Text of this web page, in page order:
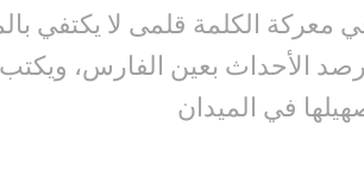
معركة الكلمة قلمى لا يكتفي
الأحداث بعين الفارس،
في الميدان